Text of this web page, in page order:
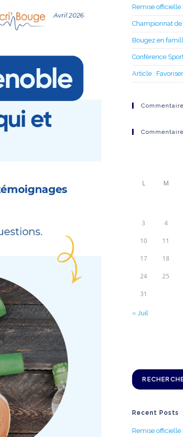
Remise
Championnat
Bougez en
Conférence
Article :
L M
3 4
10 11
17 18
24 25
31
« Juil
Recent Posts
Remise